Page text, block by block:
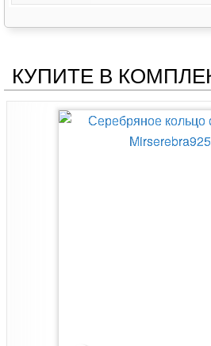
КУПИТЕ В